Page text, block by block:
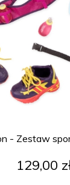
- Zestaw
129,00